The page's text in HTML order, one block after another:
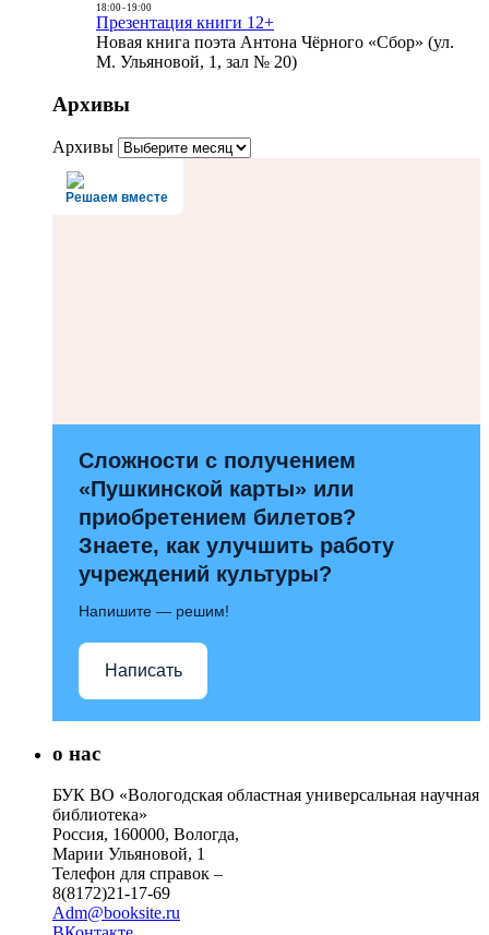
18:00- 19:00
Презентация книги 12+
Новая книга поэта Антона Чёрного «Сбор» (ул.
М. Ульяновой, 1, зал № 20)
Архивы
Архивы
Решаем вместе
Сложности с получением
«Пушкинской карты» или
приобретением билетов?
Знаете, как улучшить работу
учреждений культуры?
Напишите — решим!
Написать
о нас
БУК ВО «Вологодская областная универсальная научная
библиотека»
Россия, 160000, Вологда,
Марии Ульяновой, 1
Телефон для справок –
8(8172)21-17-69
Adm@booksite.ru